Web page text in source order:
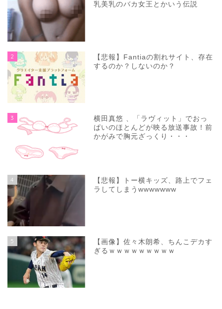
乳美乳のバカ女王とかいう伝説
2
【悲報】Fantiaの割れサイト、存在
するのか？しないのか？
3
横田真悠 、「ラヴィット」でおっ
ぱいのほとんどが映る放送事故！前
かがみで胸元ざっくり・・・
4
【悲報】トー横キッズ、路上でフェ
ラしてしまうwwwwwww
5
【画像】佐々木朗希、ちんこデカす
ぎるｗｗｗｗｗｗｗｗｗ